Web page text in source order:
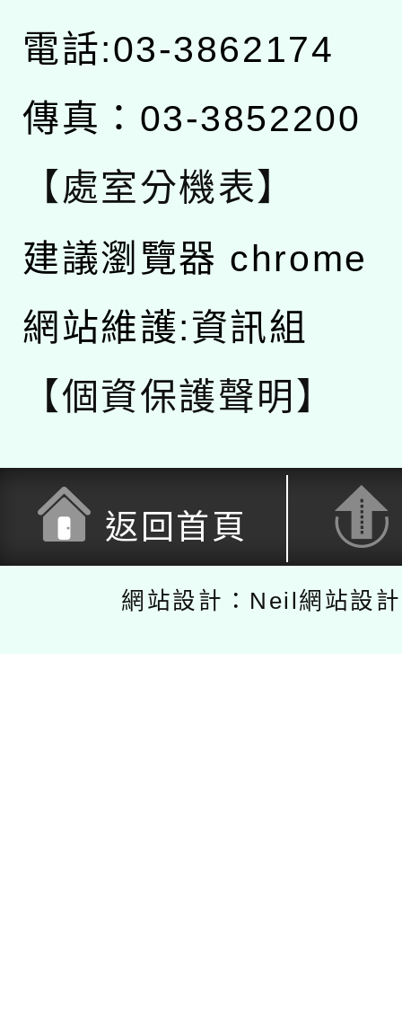
電話:03-3862174
傳真：03-3852200
【處室分機表】
建議瀏覽器 chrome
網站維護:資訊組
【個資保護聲明】
返回首頁
網站設計：Neil網站設